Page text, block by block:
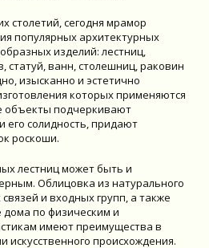
столетий, сегодня мрамор
популярных архитектурных
изделий: лестниц,
статуй, ванн, столешниц, раковин
изысканно и эстетично
которых применяются
объекты подчеркивают
его солидность, придают
роскоши.
лестниц может быть и
Облицовка из натурального
и входных групп, а также
по физическим и
имеют преимущества в
искусственного происхождения.